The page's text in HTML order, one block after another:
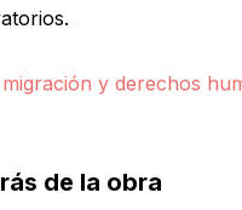
y derechos
de la obra